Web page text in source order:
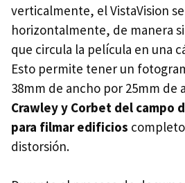
verticalmente, el VistaVision
horizontalmente, de manera
que circula la película en una
Esto permite tener un
38mm de ancho por 25mm de
Crawley y Corbet del campo
para filmar edificios
distorsión.